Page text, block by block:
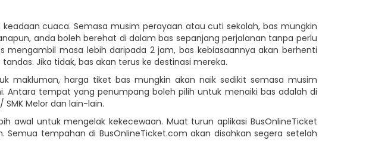
cuaca. Semasa musim perayaan atau cuti sekolah, bas mungkin
anda boleh berehat di dalam bas sepanjang perjalanan tanpa perlu
masa lebih daripada 2 jam, bas kebiasaannya akan berhenti
Jika tidak, bas akan terus ke destinasi mereka.
makluman, harga tiket bas mungkin akan naik sedikit semasa musim
Antara tempat yang penumpang boleh pilih untuk menaiki bas adalah di
Melor dan lain-lain.
awal untuk mengelak kekecewaan. Muat turun aplikasi BusOnlineTicket
tempahan di BusOnlineTicket.com akan disahkan segera setelah